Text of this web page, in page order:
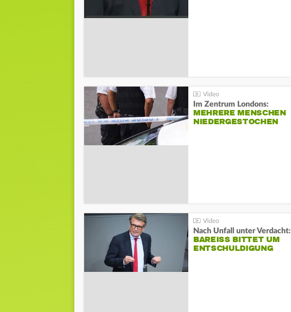
Im Zentrum Londons:
MEHRERE MENSCHEN
NIEDERGESTOCHEN
Nach Unfall unter Verdacht:
BAREISS BITTET UM E
NTSCHULDIGUNG